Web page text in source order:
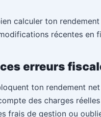
calculer ton
récentes en
erreurs
ton rendement
des charges
frais de gestion ou